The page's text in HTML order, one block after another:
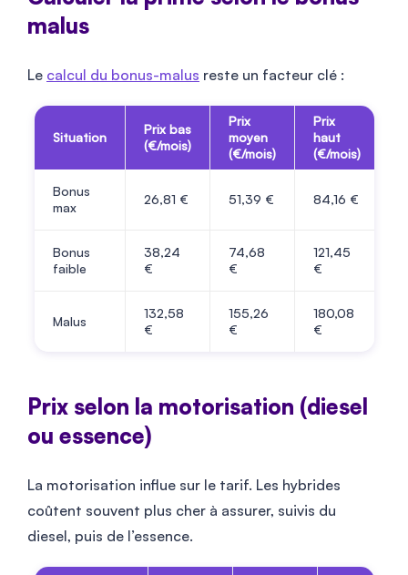
malus
Le calcul du bonus-malus reste un facteur clé :
Situation
Prix bas
(€/mois)
Prix
moyen
(€/mois)
Prix
haut
(€/mois)
Bonus
max
26,81 € 51,39 € 84,16 €
Bonus
faible
38,24
€
74,68
€
121,45
€
Malus
132,58
€
155,26
€
180,08
€
Prix selon la motorisation (diesel
ou essence)
La motorisation influe sur le tarif. Les hybrides
coûtent souvent plus cher à assurer, suivis du
diesel, puis de l’essence.